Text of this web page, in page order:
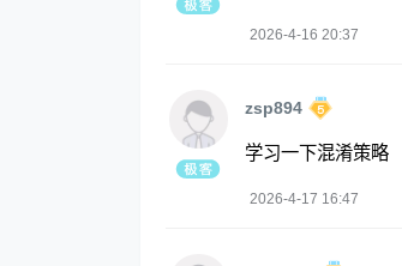
2026-4-16 20:37
zsp894
学习一下混淆策略
2026-4-17 16:47